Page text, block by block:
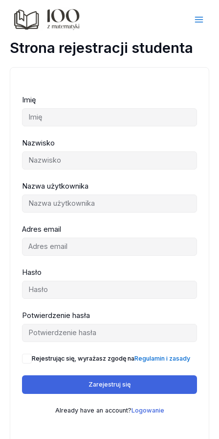
treści
Strona rejestracji studenta
Imię
Nazwisko
Nazwa użytkownika
Adres email
Hasło
Potwierdzenie hasła
Rejestrując się, wyrażasz zgodę naRegulamin i zasady
Zarejestruj się
Already have an account?Logowanie